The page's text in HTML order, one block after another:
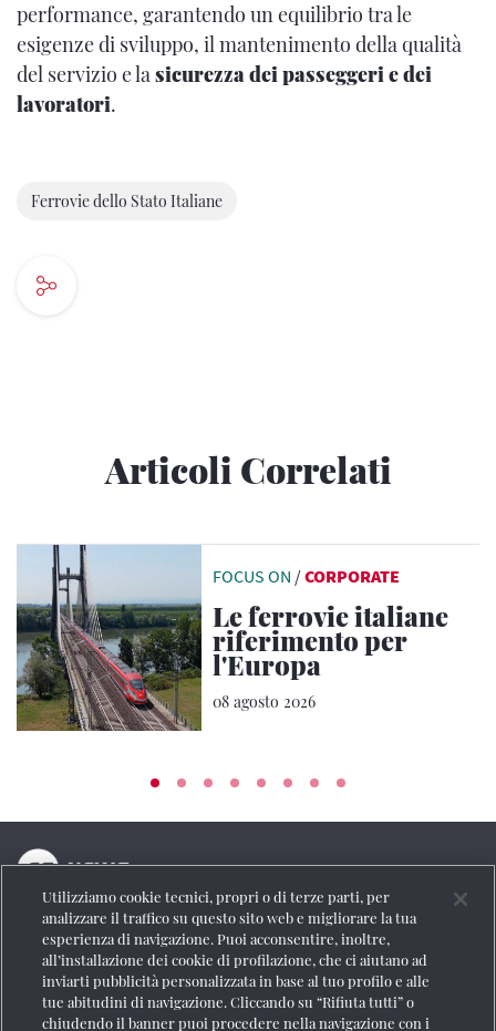
performance, garantendo un equilibrio tra le
esigenze di sviluppo, il mantenimento della qualità
del servizio e lasicurezza dei passeggeri e dei
lavoratori.
Ferrovie dello Stato Italiane
Articoli Correlati
FOCUS ON /CORPORATE
Le ferrovie italiane
riferimento per
l'Europa
08 agosto 2026
La testata online del Gruppo FS Italiane
Social
Utilizziamo cookie tecnici, propri o di terze parti, per
analizzare il traffico su questo sito web e migliorare la tua
esperienza di navigazione. Puoi acconsentire, inoltre,
all’installazione dei cookie di profilazione, che ci aiutano ad
inviarti pubblicità personalizzata in base al tuo profilo e alle
tue abitudini di navigazione. Cliccando su “Rifiuta tutti” o
chiudendo il banner puoi procedere nella navigazione con i